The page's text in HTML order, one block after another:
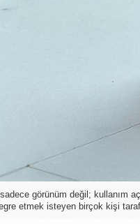
görünüm değil; kullanım
etmek isteyen birçok kişi